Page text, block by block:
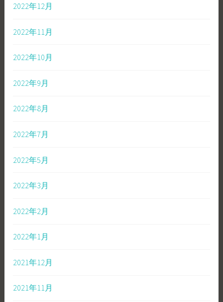
2022年12月
2022年11月
2022年10月
2022年9月
2022年8月
2022年7月
2022年5月
2022年3月
2022年2月
2022年1月
2021年12月
2021年11月